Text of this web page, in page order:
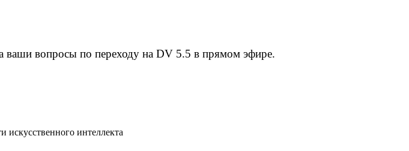
ваши вопросы по переходу на DV 5.5 в прямом эфире.
интеллекта